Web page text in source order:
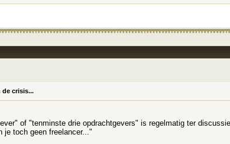
de crisis...
of "tenminste drie opdrachtgevers" is regelmatig ter
je toch geen freelancer..."